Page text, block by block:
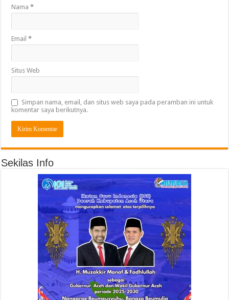
Nama*
Email*
Situs Web
Simpan nama, email, dan situs web saya pada peramban ini untuk
komentar saya berikutnya.
Sekilas Info